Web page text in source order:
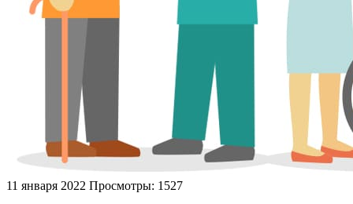
11 января 2022 Просмотры: 1527